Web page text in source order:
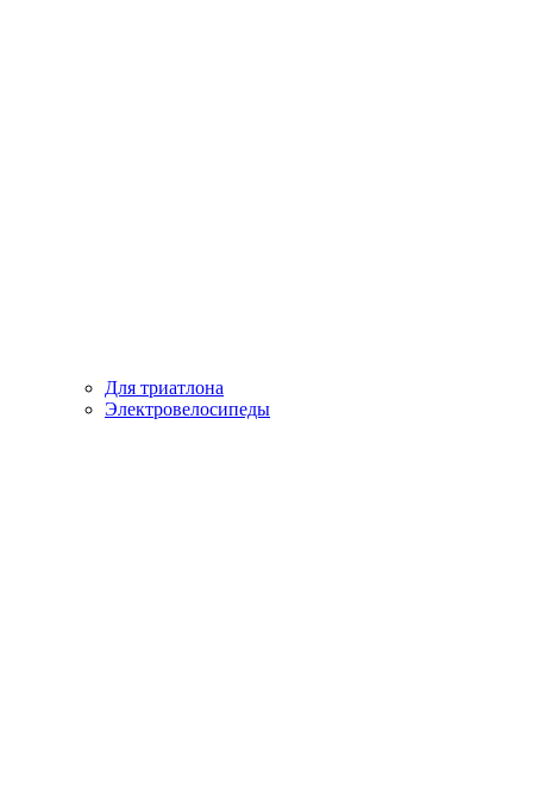
Для триатлона
Электровелосипеды